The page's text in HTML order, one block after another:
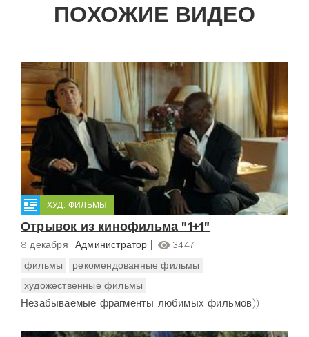
ПОХОЖИЕ ВИДЕО
ХУД. ФИЛЬМЫ
Отрывок из кинофильма "1+1"
8 декабря Администратор
3447
фильмы
рекомендованные фильмы
художественные фильмы
Незабываемые фрагменты любимых фильмов))